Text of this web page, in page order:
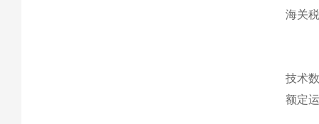
海关
技术
额定